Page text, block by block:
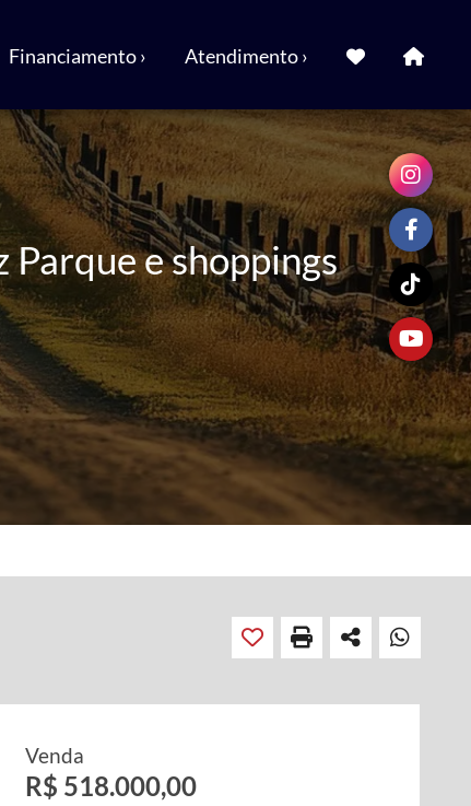
Financiamento › Atendimento ›
e shoppings
Venda
R$ 518.000,00